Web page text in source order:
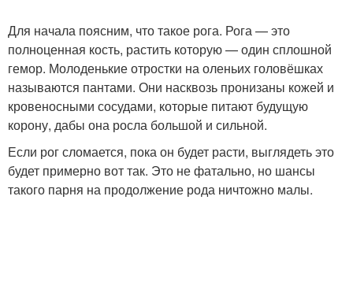
Для начала поясним, что такое рога. Рога — это
полноценная кость, растить которую — один сплошной
гемор. Молоденькие отростки на оленьих головёшках
называются пантами. Они насквозь пронизаны кожей и
кровеносными сосудами, которые питают будущую
корону, дабы она росла большой и сильной.
Если рог сломается, пока он будет расти, выглядеть это
будет примерно вот так. Это не фатально, но шансы
такого парня на продолжение рода ничтожно малы.